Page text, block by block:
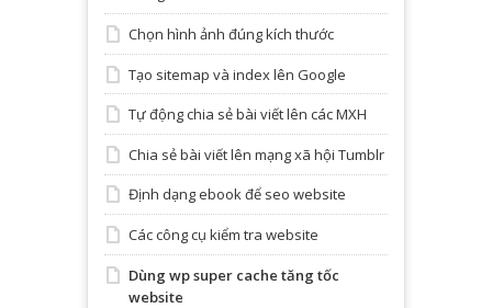
Chọn hình ảnh đúng kích thước
Tạo sitemap và index lên Google
Tự động chia sẻ bài viết lên các MXH
Chia sẻ bài viết lên mạng xã hội Tumblr
Định dạng ebook để seo website
Các công cụ kiểm tra website
Dùng wp super cache tăng tốc
website